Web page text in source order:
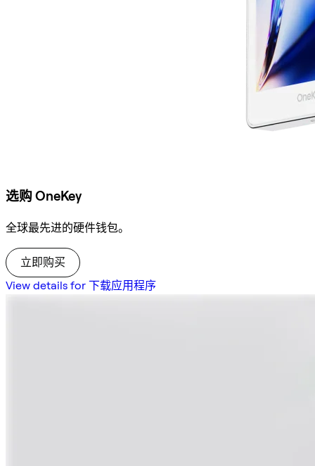
选购 OneKey
全球最先进的硬件钱包。
立即购买
View details for 下载应用程序